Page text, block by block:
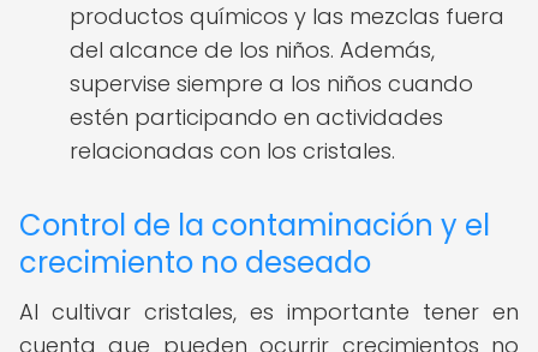
productos químicos y las mezclas fuera
del alcance de los niños. Además,
supervise siempre a los niños cuando
estén participando en actividades
relacionadas con los cristales.
Control de la contaminación y el
crecimiento no deseado
Al cultivar cristales, es importante tener en
cuenta que pueden ocurrir crecimientos no